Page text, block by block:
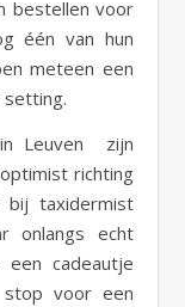
bestellen voor
één van hun
meteen een
Leuven zijn
richting
bij taxidermist
onlangs echt
een cadeautje
voor een